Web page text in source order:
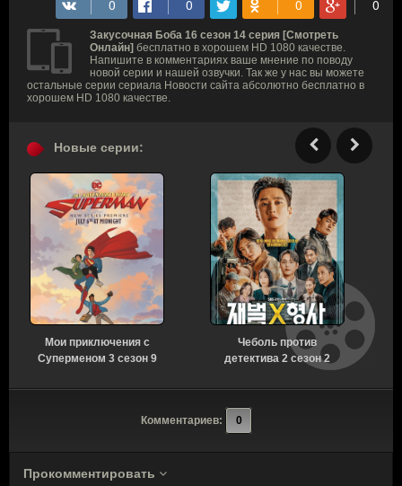
Закусочная Боба 16 сезон 14 серия [Смотреть
Онлайн] бесплатно в хорошем HD 1080 качестве.
Напишите в комментариях ваше мнение по поводу
новой серии и нашей озвучки. Так же у нас вы можете
остальные серии сериала Новости сайта абсолютно бесплатно в
хорошем HD 1080 качестве.
Новые серии:
Мои приключения с
Суперменом 3 сезон 9
Онлайн]
Чеболь против
детектива 2 сезон 2
Онлайн]
Комментариев: 0
Прокомментировать